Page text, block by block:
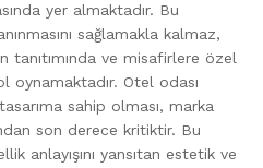
yer almaktadır. Bu
sağlamakla kalmaz,
tanıtımında ve misafirlere özel
Otel odası
sahip olması, marka
son derece kritiktir. Bu
anlayışını yansıtan estetik ve